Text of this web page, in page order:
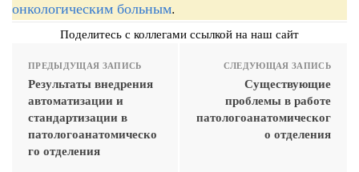
онкологическим больным.
Поделитесь с коллегами ссылкой на наш сайт
ПРЕДЫДУЩАЯ ЗАПИСЬ
Результаты внедрения
автоматизации и
стандартизации в
патологоанатомическо
го отделения
СЛЕДУЮЩАЯ ЗАПИСЬ
Существующие
проблемы в работе
патологоанатомическог
о отделения